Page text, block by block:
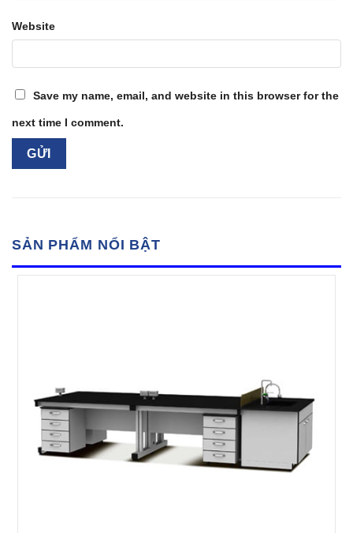
Website
Save my name, email, and website in this browser for the
next time I comment.
SẢN PHẨM NỔI BẬT